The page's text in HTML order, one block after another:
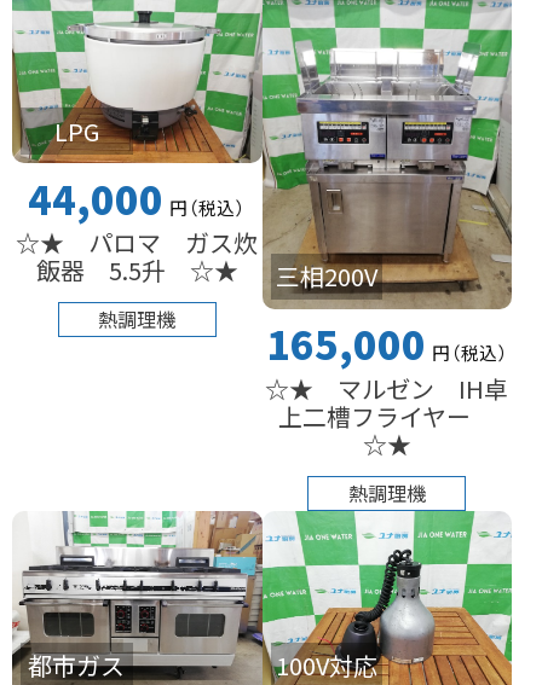
LPG
44,000 円（税込）
☆★ パロマ ガス炊
飯器 5.5升 ☆★
熱調理機
三相200V
165,000 円（税込）
☆★ マルゼン IH卓
上二槽フライヤー
☆★
熱調理機
都市ガス 100V対応